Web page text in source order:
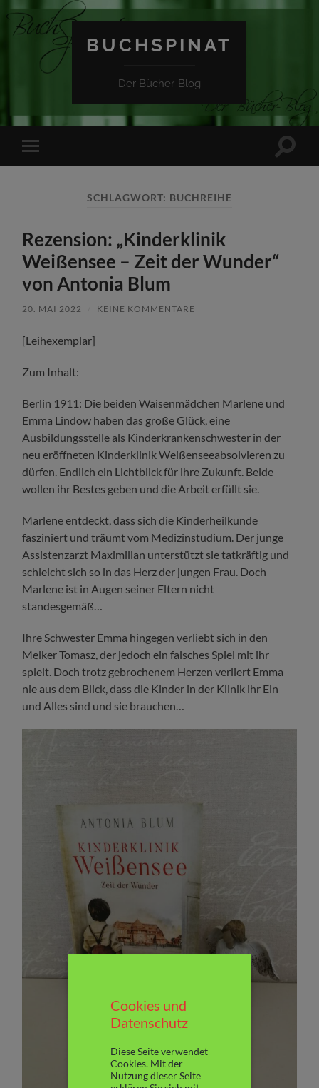
BUCHSPINAT
Der Bücher-Blog
Mobile-
Menü
SCHLAGWORT: BUCHREIHE
Rezension: „Kinderklinik
Weißensee – Zeit der Wunder“
von Antonia Blum
20. MAI 2022 KEINE KOMMENTARE
[Leihexemplar]
Zum Inhalt:
Berlin 1911: Die beiden Waisenmädchen Marlene und
Emma Lindow haben das große Glück, eine
Ausbildungsstelle als Kinderkrankenschwester in der
neu eröffneten Kinderklinik Weißenseeabsolvieren zu
dürfen. Endlich ein Lichtblick für ihre Zukunft. Beide
wollen ihr Bestes geben und die Arbeit erfüllt sie.
Marlene entdeckt, dass sich die Kinderheilkunde
fasziniert und träumt vom Medizinstudium. Der junge
Assistenzarzt Maximilian unterstützt sie tatkräftig und
schleicht sich so in das Herz der jungen Frau. Doch
Marlene ist in Augen seiner Eltern nicht
standesgemäß…
Ihre Schwester Emma hingegen verliebt sich in den
Melker Tomasz, der jedoch ein falsches Spiel mit ihr
spielt. Doch trotz gebrochenem Herzen verliert Emma
nie aus dem Blick, dass die Kinder in der Klinik ihr Ein
und Alles sind und sie brauchen…
Cookies und
Datenschutz
Diese Seite verwendet
Cookies. Mit der
Nutzung dieser Seite